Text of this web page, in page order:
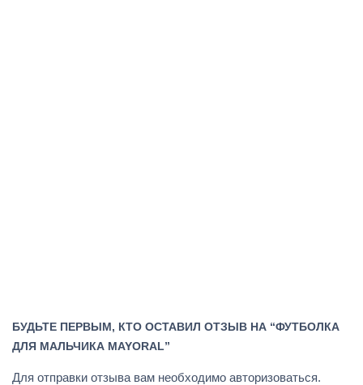
БУДЬТЕ ПЕРВЫМ, КТО ОСТАВИЛ ОТЗЫВ НА “ФУТБОЛКА
ДЛЯ МАЛЬЧИКА MAYORAL”
Для отправки отзыва вам необходимо авторизоваться.